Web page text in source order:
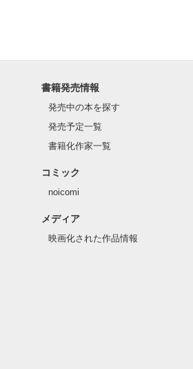
書籍発売情報
発売中の本を探す
発売予定一覧
書籍化作家一覧
コミック
noicomi
メディア
映画化された作品情報